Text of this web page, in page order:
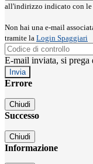
all'indirizzo indicato con le
Non hai una e-mail
tramite la Login Spaggiari
E-mail inviata, si prega
Errore
Chiudi
Successo
Chiudi
Informazione